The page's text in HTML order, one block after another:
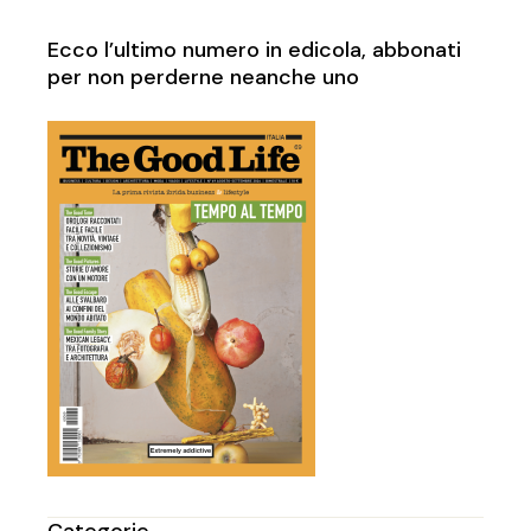
Ecco l’ultimo numero in edicola, abbonati
per non perderne neanche uno